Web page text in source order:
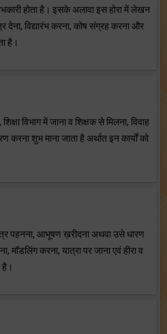
होता है। इसके अलावा इस होरा में लेखन
देना, विद्यारंभ करना, कोष संग्रह करना और
है।
विभाग में जाना व शिक्षक से मिलना, विवाह
करना शुभ माना जाता है अर्थात इन कार्यों को
पहनना, आभूषण ख़रीदना अथवा उसे धारण
मॉडलिंग करना, यात्रा पर जाना एवं हीरा व
है।